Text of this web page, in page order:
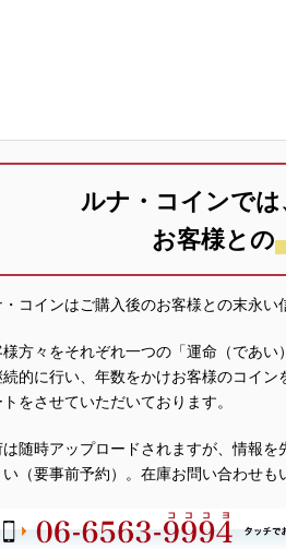
ルナ・コインでは
お客様との
コインはご購入後のお客様との末永い
様方々をそれぞれ一つの「運命（であ
続的に行い、年数をかけお客様のコイ
をさせていただいております。
は随時アップロードされますが、情報を
（要事前予約）。在庫お問い合わせも